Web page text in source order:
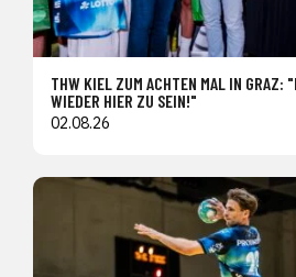
THW KIEL ZUM ACHTEN MAL IN GRAZ:
WIEDER HIER ZU SEIN!"
02.08.26